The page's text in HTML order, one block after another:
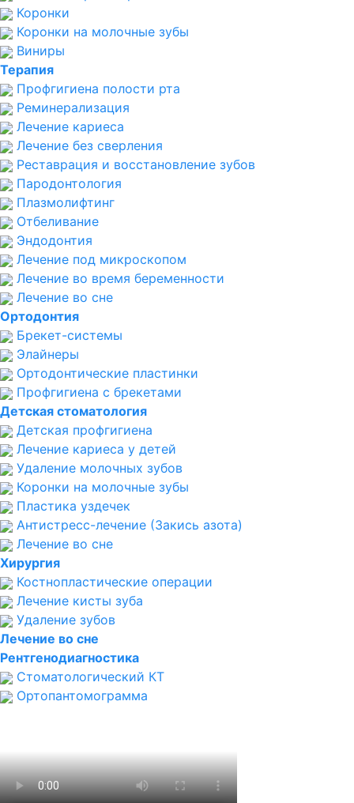
Коронки
Коронки на молочные зубы
Виниры
Терапия
Профгигиена полости рта
Реминерализация
Лечение кариеса
Лечение без сверления
Реставрация и восстановление зубов
Пародонтология
Плазмолифтинг
Отбеливание
Эндодонтия
Лечение под микроскопом
Лечение во время беременности
Лечение во сне
Ортодонтия
Брекет-системы
Элайнеры
Ортодонтические пластинки
Профгигиена с брекетами
Детская стоматология
Детская профгигиена
Лечение кариеса у детей
Удаление молочных зубов
Коронки на молочные зубы
Пластика уздечек
Антистресс-лечение (Закись азота)
Лечение во сне
Хирургия
Костнопластические операции
Лечение кисты зуба
Удаление зубов
Лечение во сне
Рентгенодиагностика
Стоматологический КТ
Ортопантомограмма